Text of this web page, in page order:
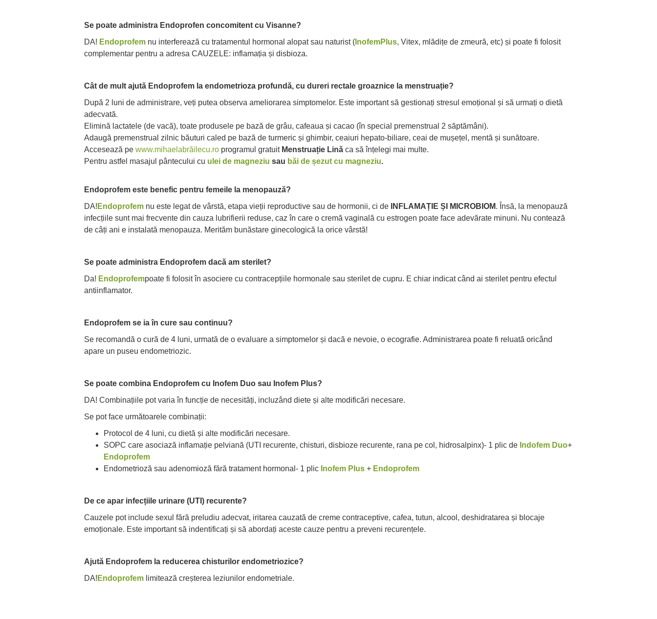
Se poate administra Endoprofen concomitent cu Visanne?
DA! Endoprofem nu interferează cu tratamentul hormonal alopat sau naturist ( InofemPlus, Vitex, mlădițe de zmeură, etc) și poate fi folosit
complementar pentru a adresa CAUZELE: inflamația și disbioza.
Cât de mult ajută Endoprofem la endometrioza profundă, cu dureri rectale groaznice la menstruație?
După 2 luni de administrare, veți putea observa ameliorarea simptomelor. Este important să gestionați stresul emoțional și să urmați o dietă
adecvată.
Elimină lactatele (de vacă), toate produsele pe bază de grâu, cafeaua și cacao (în special premenstrual 2 săptămâni).
Adaugă premenstrual zilnic băuturi caled pe bază de turmeric și ghimbir, ceaiuri hepato-biliare, ceai de mușețel, mentă și sunătoare.
Accesează pe www.mihaelabrăilecu.ro programul gratuit Menstruație Lină ca să înțelegi mai multe.
Pentru astfel masajul pântecului cu ulei de magneziu sau băi de șezut cu magneziu.
Endoprofem este benefic pentru femeile la menopauză?
DA! Endoprofem nu este legat de vârstă, etapa vieții reproductive sau de hormonii, ci de INFLAMAȚIE ȘI MICROBIOM. Însă, la menopauză
infecțiile sunt mai frecvente din cauza lubrifierii reduse, caz în care o cremă vaginală cu estrogen poate face adevărate minuni. Nu contează
de câți ani e instalată menopauza. Merităm bunăstare ginecologică la orice vârstă!
Se poate administra Endoprofem dacă am sterilet?
Da! Endoprofempoate fi folosit în asociere cu contracepțiile hormonale sau sterilet de cupru. E chiar indicat când ai sterilet pentru efectul
antiinflamator.
Endoprofem se ia în cure sau continuu?
Se recomandă o cură de 4 luni, urmată de o evaluare a simptomelor și dacă e nevoie, o ecografie. Administrarea poate fi reluată oricând
apare un puseu endometriozic.
Se poate combina Endoprofem cu Inofem Duo sau Inofem Plus?
DA! Combinațiile pot varia în funcție de necesități, incluzând diete și alte modificări necesare.
Se pot face următoarele combinații:
Protocol de 4 luni, cu dietă și alte modificări necesare.
SOPC care asociază inflamație pelviană (UTI recurente, chisturi, disbioze recurente, rana pe col, hidrosalpinx)- 1 plic de Indofem Duo+
Endoprofem
Endometrioză sau adenomioză fără tratament hormonal- 1 plic Inofem Plus + Endoprofem
De ce apar infecțiile urinare (UTI) recurente?
Cauzele pot include sexul fără preludiu adecvat, iritarea cauzată de creme contraceptive, cafea, tutun, alcool, deshidratarea și blocaje
emoționale. Este important să indentificați și să abordați aceste cauze pentru a preveni recurențele.
Ajută Endoprofem la reducerea chisturilor endometriozice?
DA! Endoprofem limitează creșterea leziunilor endometriale.